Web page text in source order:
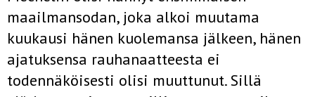
maailmansodan, joka alkoi muutama
kuukausi hänen kuolemansa jälkeen, hänen
ajatuksensa rauhanaatteesta ei
todennäköisesti olisi muuttunut. Sillä